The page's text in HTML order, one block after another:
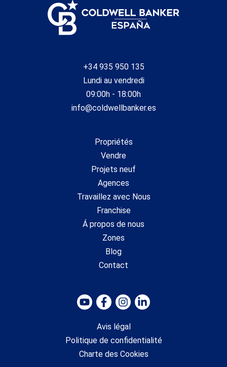
+34 935 950 135
Lundi au vendredi
09:00h - 18:00h
info@coldwellbanker.es
Propriétés
Vendre
Projets neuf
Agences
Travaillez avec Nous
Franchise
Á propos de nous
Zones
Blog
Contact
Avis légal
Politique de confidentialité
Charte des Cookies